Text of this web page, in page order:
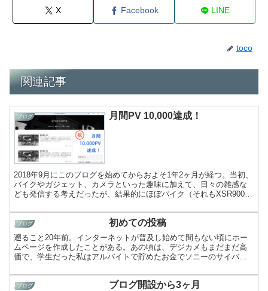
X Facebook LINE
toco
関連記事
ブログ 月間PV 10,000達成！
2018年9月にこのブログを始めてからおよそ1年2ヶ月が経つ。当初、
バイクやガジェット、カメラといった趣味に加えて、日々の雑感な
ども発信する考えだったが、結果的にほぼバイク（それもXSR900と
ブログ 初めての投稿
遡ること20年前。インターネットが普及し始めて間もない頃にホー
ムページを作成したことがある。あの頃は、デジカメもまだまだ高
価で、学生だった私はアルバイトで貯めたお金でソニーのサイバー
ブログ ブログ開設から3ヶ月